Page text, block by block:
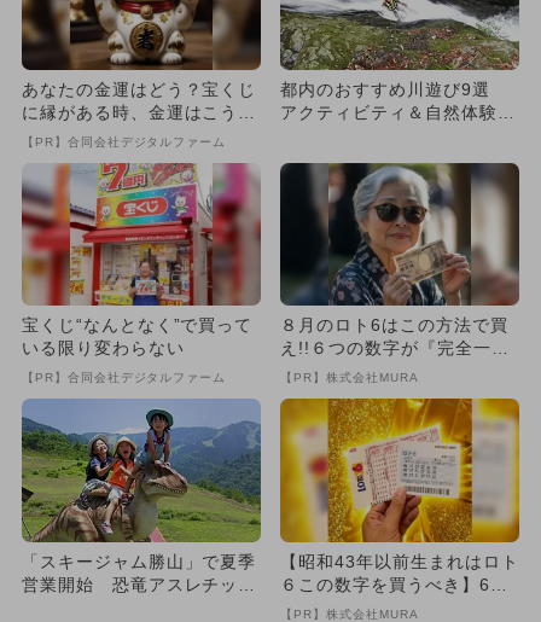
あなたの金運はどう？宝くじ
に縁がある時、金運はこう変
わる
【PR】合同会社デジタルファーム
都内のおすすめ川遊び9選
アクティビティ＆自然体験＆
宝くじ“なんとなく”で買って
いる限り変わらない
【PR】合同会社デジタルファーム
８月のロト6はこの方法で買
え!!６つの数字が『完全一
致』する方法
【PR】株式会社MURA
「スキージャム勝山」で夏季
営業開始 恐竜アスレチック
【昭和43年以前生まれはロト
６この数字を買うべき】6つ
の数字が「完全一致」する
【PR】株式会社MURA